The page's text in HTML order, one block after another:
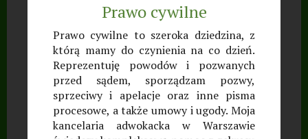
Prawo cywilne
Prawo cywilne to szeroka dziedzina, z
którą mamy do czynienia na co dzień.
Reprezentuję powodów i pozwanych
przed sądem, sporządzam pozwy,
sprzeciwy i apelacje oraz inne pisma
procesowe, a także umowy i ugody. Moja
kancelaria adwokacka w Warszawie